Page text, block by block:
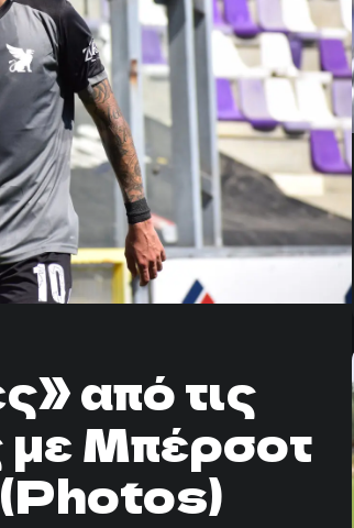
από τις
με Μπέρσοτ